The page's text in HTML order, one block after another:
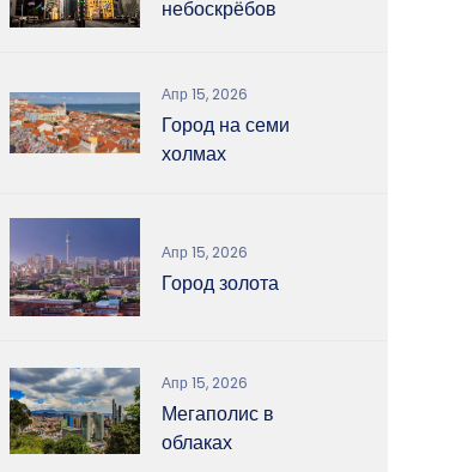
небоскрёбов
Апр 15, 2026
Город на семи
холмах
Апр 15, 2026
Город золота
Апр 15, 2026
Мегаполис в
облаках